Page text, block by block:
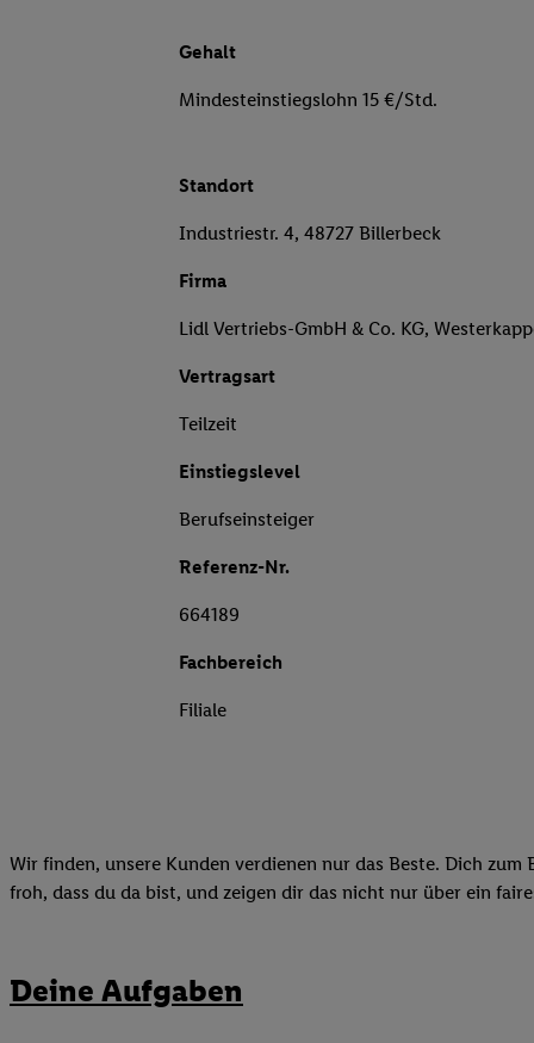
Gehalt
Mindesteinstiegslohn 15 €/Std.
Standort
Industriestr. 4, 48727 Billerbeck
Firma
Lidl Vertriebs-GmbH & Co. KG,
Vertragsart
Teilzeit
Einstiegslevel
Berufseinsteiger
Referenz-Nr.
664189
Fachbereich
Filiale
Wir finden, unsere Kunden verdienen nur das Beste. Dich
froh, dass du da bist, und zeigen dir das nicht nur über ein
Deine Aufgaben